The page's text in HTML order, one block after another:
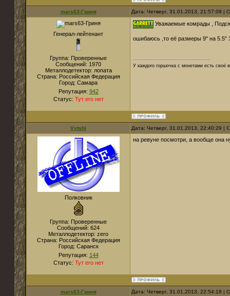
mars63-Гриня Дата: Четверг, 31.01.2013, 21:57:09 |
Генерал-лейтенант
Группа: Проверенные
Сообщений: 1970
Металлодетектор: лопата
Страна: Российская Федерация
Город: Самара
Репутация: 942
Статус: Тут его нет
Уважаемые комрады ,
ошибаюсь ,то её размеры 9" на 5.5"
У каждого горшочка с монетами есть своё
Vytshi Дата: Четверг, 31.01.2013, 22:40:29 |
Полковник
Группа: Проверенные
Сообщений: 624
Металлодетектор: zero
Страна: Российская Федерация
Город: Саранск
Репутация: 144
Статус: Тут его нет
на ревуне посмотри, а вообще она
mars63-Гриня Дата: Четверг, 31.01.2013, 22:54:18 |